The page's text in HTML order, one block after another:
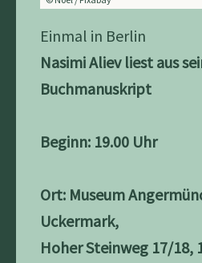
Einmal in Berlin
Nasimi Aliev liest aus
Buchmanuskript
Beginn: 19.00 Uhr
Ort: Museum
Uckermark,
Hoher Steinweg 17/18,